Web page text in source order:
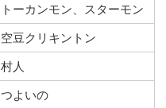
トーカンモン、スターモン
空豆クリキントン
村人
つよいの